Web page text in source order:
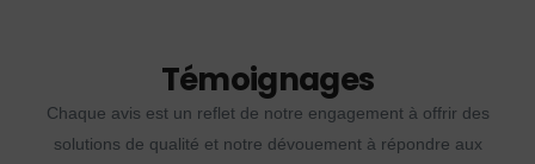
Témoignages
Chaque avis est un reflet de notre engagement à offrir des
solutions de qualité et notre dévouement à répondre aux